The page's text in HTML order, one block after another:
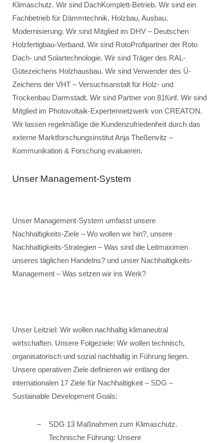
Klimaschutz. Wir sind DachKomplett-Betrieb. Wir sind ein
Fachbetrieb für Dämmtechnik, Holzbau, Ausbau,
Modernisierung. Wir sind Mitglied im DHV – Deutschen
Holzfertigbau-Verband. Wir sind RotoProfipartner der Roto
Dach- und Solartechnologie. Wir sind Träger des RAL-
Gütezeichens Holzhausbau. Wir sind Verwender des Ü-
Zeichens der VHT – Versuchsanstalt für Holz- und
Trockenbau Darmstadt. Wir sind Partner von 81fünf. Wir sind
Mitglied im Photovoltaik-Expertennetzwerk von CREATON.
Wir lassen regelmäßige die Kundenzufriedenheit durch das
externe Marktforschungsinstitut Anja Theßenvitz –
Kommunikation & Forschung evaluieren.
Unser Management-System
Unser Management-System umfasst unsere
Nachhaltigkeits-Ziele – Wo wollen wir hin?, unsere
Nachhaltigkeits-Strategien – Was sind die Leitmaximen
unseres täglichen Handelns? und unser Nachhaltigkeits-
Management – Was setzen wir ins Werk?
Unser Leitziel: Wir wollen nachhaltig klimaneutral
wirtschaften. Unsere Folgeziele: Wir wollen technisch,
organisatorisch und sozial nachhaltig in Führung liegen.
Unsere operativen Ziele definieren wir entlang der
internationalen 17 Ziele für Nachhaltigkeit – SDG –
Sustainable Development Goals:
SDG 13 Maßnahmen zum Klimaschutz.
Technische Führung: Unsere